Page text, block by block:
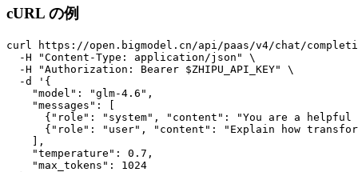
cURL の例
curl https://open.bigmodel.cn/api/paas/v4/chat/
  -H "Content-Type: application/json" \
  -H "Authorization: Bearer $ZHIPU_API_KEY" \
  -d '{
    "model": "glm-4.6",
    "messages": [
{"role": "system", "content": "You are a helpful
{"role": "user", "content": "Explain how
    ],
    "temperature": 0.7,
    "max_tokens": 1024